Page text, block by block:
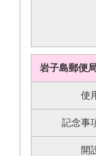
岩子島郵便
使
記念事
開